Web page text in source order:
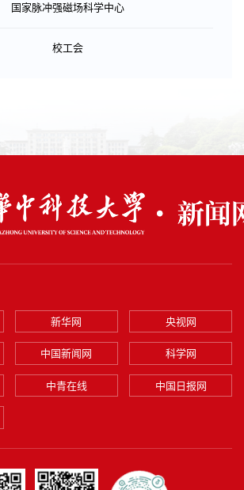
国家脉冲强磁场科学中心
校工会
新华网 央视网
中国新闻网 科学网
中青在线 中国日报网